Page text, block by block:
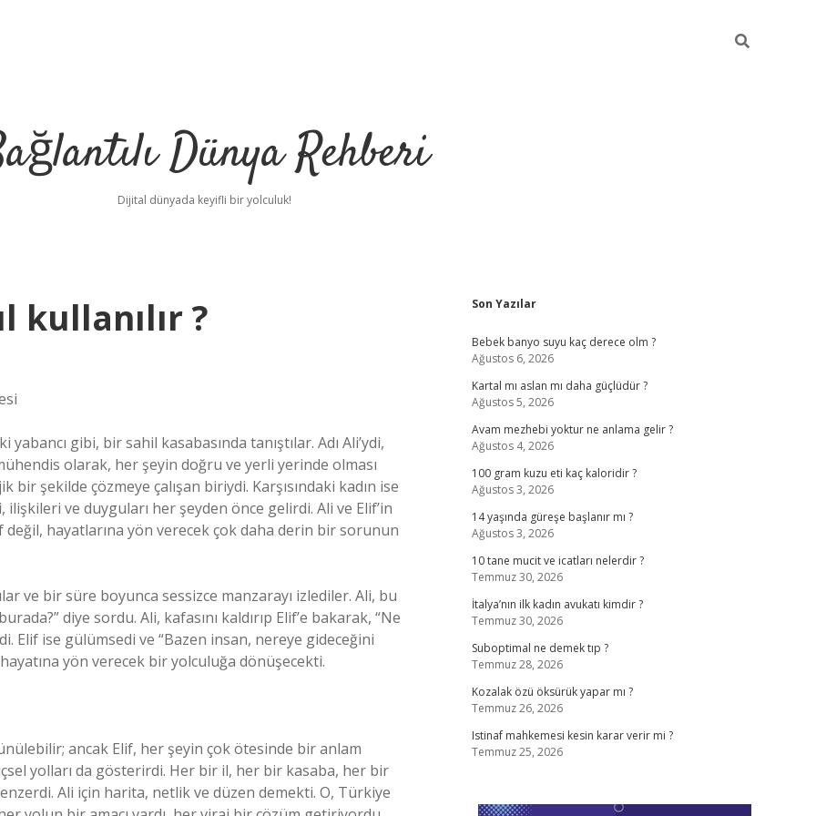
Dünya Rehberi
Dijital dünyada keyifli bir yolculuk!
kullanılır ?
gibi, bir sahil kasabasında tanıştılar. Adı Ali’ydi,
olarak, her şeyin doğru ve yerli yerinde olması
şekilde çözmeye çalışan biriydi. Karşısındaki kadın ise
ve duyguları her şeyden önce gelirdi. Ali ve Elif’in
hayatlarına yön verecek çok daha derin bir sorunun
ve bir süre boyunca sessizce manzarayı izlediler. Ali, bu
diye sordu. Ali, kafasını kaldırıp Elif’e bakarak, “Ne
Elif ise gülümsedi ve “Bazen insan, nereye gideceğini
yön verecek bir yolculuğa dönüşecekti.
ancak Elif, her şeyin çok ötesinde bir anlam
yolları da gösterirdi. Her bir il, her bir kasaba, her bir
Ali için harita, netlik ve düzen demekti. O, Türkiye
Sidebar
Son Yazılar
Bebek banyo suyu kaç derece olm ?
Ağustos 6, 2026
Kartal mı aslan mı daha güçlüdür ?
Ağustos 5, 2026
Avam mezhebi yoktur ne anlama gelir ?
Ağustos 4, 2026
100 gram kuzu eti kaç kaloridir ?
Ağustos 3, 2026
14 yaşında güreşe başlanır mı ?
Ağustos 3, 2026
10 tane mucit ve icatları nelerdir ?
Temmuz 30, 2026
İtalya’nın ilk kadın avukatı kimdir ?
Temmuz 30, 2026
Suboptimal ne demek tıp ?
Temmuz 28, 2026
Kozalak özü öksürük yapar mı ?
Temmuz 26, 2026
Istinaf mahkemesi kesin karar verir mi ?
Temmuz 25, 2026
deneme bonusu veren bahis siteleri